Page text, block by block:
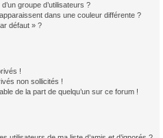
groupe d’utilisateurs ?
dans une couleur différente ?
défaut » ?
!
non sollicités !
de la part de quelqu’un sur ce forum !